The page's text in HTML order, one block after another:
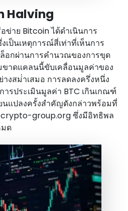
Halving
ข่าย Bitcoin ได้ดําเนินการ
เป็นเหตุการณ์สี่เท่าที่เห็นการ
อกผ่านการคํานวณของการขุด
าดแคลนนี้ขับเคลื่อนมูลค่าของ
งสม่ําเสมอ การลดลงครึ่งหนึ่ง
รประเมินมูลค่า BTC เกินเกณฑ์
นแปลงครั้งสําคัญดังกล่าวพร้อมที่
crypto-group.org ซึ่งมีอิทธิพล
ด